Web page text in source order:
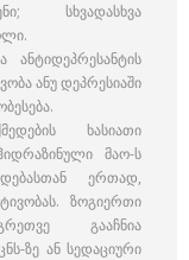
სხვადასხვა
ანტიდეპრესანტის
ანუ დეპრესიაში
ხასიათი
მაო-ს
ერთად,
ზოგიერთი
გააჩნია
ზე ან სედაციური